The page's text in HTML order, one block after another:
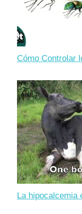
Cómo Controlar
La hipocalcemia